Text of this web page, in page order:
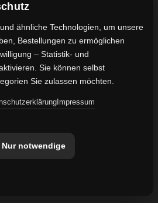
ähnliche Technologien, um unsere
Bestellungen zu ermöglichen
– Statistik- und
Sie können selbst
Sie zulassen möchten.
Impressum
Nur notwendige